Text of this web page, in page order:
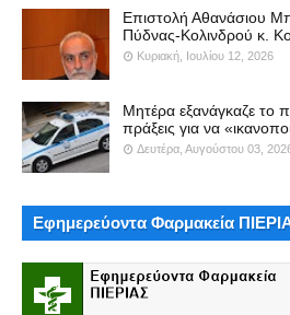
Επιστολή Αθανάσιου
Πύδνας-Κολινδρού κ.
Κυριακή, Ιουλίου 12, 2026
Μητέρα εξανάγκαζε το
πράξεις για να
Δευτέρα, Αυγούστου 03,
Εφημερεύοντα Φαρμακεία